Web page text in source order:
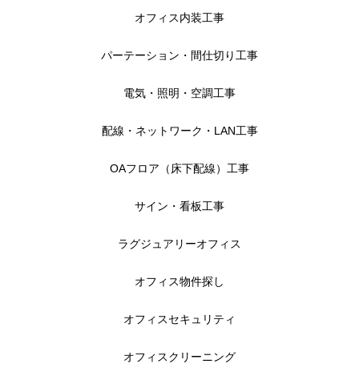
オフィス内装工事
パーテーション・間仕切り工事
電気・照明・空調工事
配線・ネットワーク・LAN工事
OAフロア（床下配線）工事
サイン・看板工事
ラグジュアリーオフィス
オフィス物件探し
オフィスセキュリティ
オフィスクリーニング